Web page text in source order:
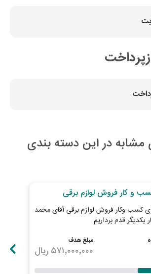
در این دسته بندی
و کار فروش لوازم برقی
کسب وکار فروش لوازم برقی آقای محمد
یکدیگر قدم برداریم
مبلغ هدف
۵۷۱٬۰۰۰٬۰۰۰ ریال